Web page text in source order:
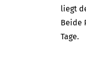
liegt
Beide
Tage.